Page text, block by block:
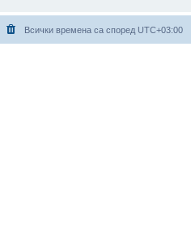
Всички времена са според UTC+03:00